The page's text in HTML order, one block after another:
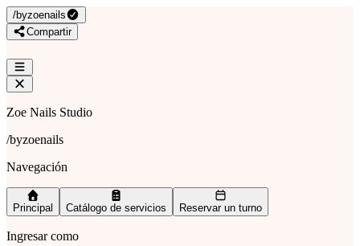
/byzoenails
Compartir
Zoe Nails Studio
/byzoenails
Navegación
Principal Catálogo de servicios Reservar un turno
Ingresar como